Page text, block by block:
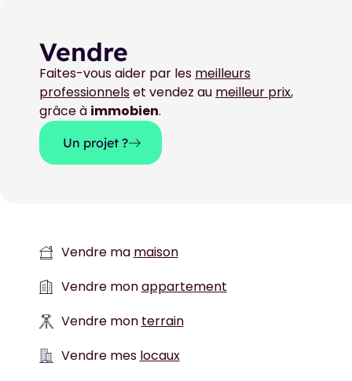
Vendre
Faites-vous aider par les meilleurs
professionnelset vendez au meilleur prix,
grâce à immobien.
Un projet ?
Vendre ma maison
Vendre monappartement
Vendre mon terrain
Vendre mes locaux